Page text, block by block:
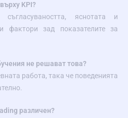
KPI?
съгласуваността, яснотата и
фактори зад показателите за
не решават това?
работа, така че поведенията
различен?